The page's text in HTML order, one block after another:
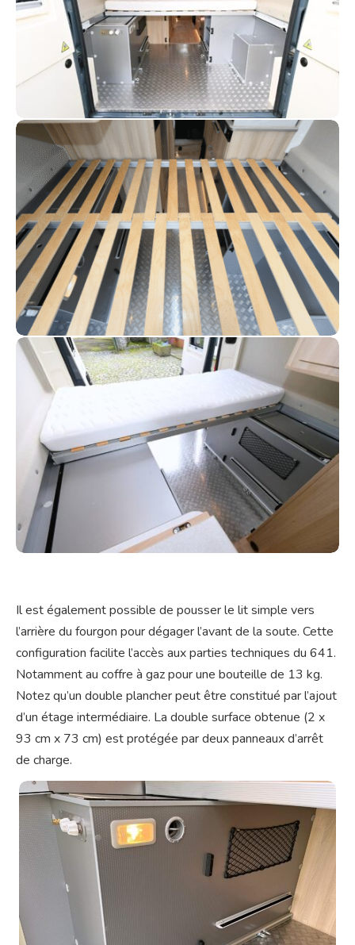
Il est également possible de pousser le lit simple vers
l’arrière du fourgon pour dégager l’avant de la soute. Cette
configuration facilite l’accès aux parties techniques du 641.
Notamment au coffre à gaz pour une bouteille de 13 kg.
Notez qu’un double plancher peut être constitué par l’ajout
d’un étage intermédiaire. La double surface obtenue (2 x
93 cm x 73 cm) est protégée par deux panneaux d’arrêt
de charge.